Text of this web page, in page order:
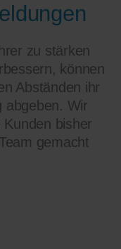
zu stärken
können
Abständen ihr
abgeben. Wir
bisher
gemacht